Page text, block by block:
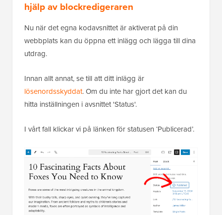
hjälp av blockredigeraren
Nu när det egna kodavsnittet är aktiverat på din
webbplats kan du öppna ett inlägg och lägga till dina
utdrag.
Innan allt annat, se till att ditt inlägg är
lösenordsskyddat. Om du inte har gjort det kan du
hitta inställningen i avsnittet 'Status'.
I vårt fall klickar vi på länken för statusen ‘Publicerad’.